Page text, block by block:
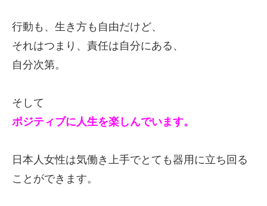
行動も、生き方も自由だけど、
それはつまり、責任は自分にある、
自分次第。
そして
ポジティブに人生を楽しんでいます。
日本人女性は気働き上手でとても器用に立ち回る
ことができます。